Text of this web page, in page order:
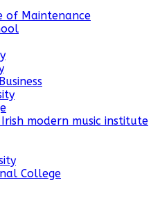
of Maintenance
modern music institute
College